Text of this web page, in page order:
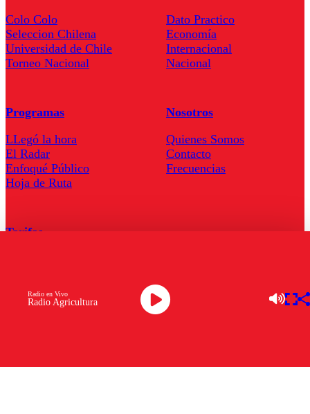
Radio Agricultura
Radio en Vivo
Colo Colo
Seleccion Chilena
Universidad de Chile
Torneo Nacional
Dato Practico
Economía
Internacional
Nacional
Programas
LLegó la hora
El Radar
Enfoqué Público
Hoja de Ruta
Nosotros
Quienes Somos
Contacto
Frecuencias
Tarifas
Descarga la APP